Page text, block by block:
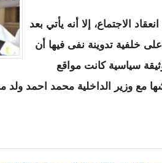
الاجتماع، إلا أنه يأتي بعد
خلفية تدوينة نفى فيها أن
سياسية كانت مواقع
مع وزير الداخلية محمد احمد ولد
التنفيذي لحزب التكتل لاجتماع